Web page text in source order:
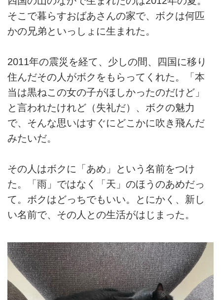
そこで暮らすおばあさんの家で、ボクは何匹
かの兄弟といっしょに生まれた。
2011年の震災を経て、少しの間、四国に移り
住んだその人がボクをもらってくれた。「本
当は黒ねこの女の子がほしかったのだけど」
と言われたけれど（失礼だ）、ボクの魅力
で、そんな思いはすぐにどこかに吹き飛んだ
みたいだ。
その人はボクに「あめ」という名前をつけ
た。「雨」ではなく「天」のほうのあめだっ
て。ボクはどっちでもいい。とにかく、新し
い名前で、その人との生活がはじまった。